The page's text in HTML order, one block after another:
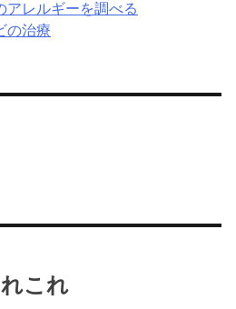
アレルギーを調べる
の治療
これ